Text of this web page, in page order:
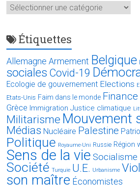
Catégories
Étiquettes
Allemagne Armement Belgique
sociales Covid-19
Ecologie de gouvernement Elections
Etats-Unis Faim dans le monde Finance
Grèce Immigration Justice climatique
Militarisme Mouvement
Médias Nucléaire Palestine
Politique Royaume-Uni Russie Région
Sens de la vie
Société Turquie U.E. Urbanisme
son maître Économistes